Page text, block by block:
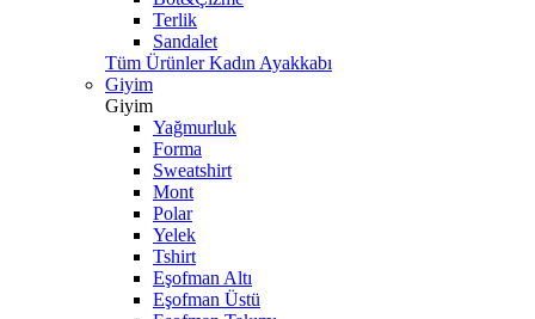
Terlik
Sandalet
Tüm Ürünler Kadın Ayakkabı
Giyim
Giyim
Yağmurluk
Forma
Sweatshirt
Mont
Polar
Yelek
Tshirt
Eşofman Altı
Eşofman Üstü